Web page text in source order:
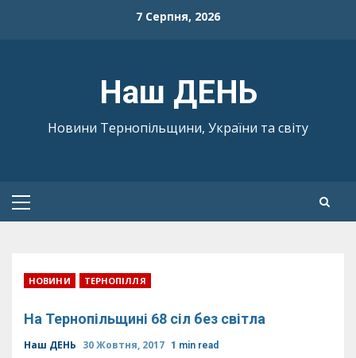
7 Серпня, 2026
Наш ДЕНЬ
Новини Тернопільщини, України та світу
Primary
НОВИНИ ТЕРНОПІЛЛЯ
На Тернопільщині 68 сіл без світла
Наш ДЕНЬ 30 Жовтня, 2017 1 min read